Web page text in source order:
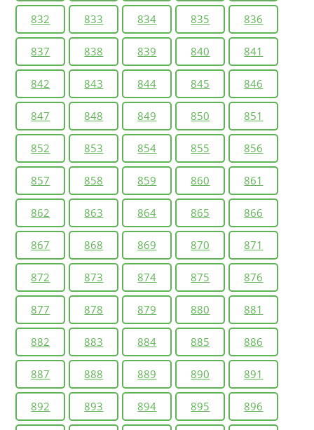
832 833 834 835 836
837 838 839 840 841
842 843 844 845 846
847 848 849 850 851
852 853 854 855 856
857 858 859 860 861
862 863 864 865 866
867 868 869 870 871
872 873 874 875 876
877 878 879 880 881
882 883 884 885 886
887 888 889 890 891
892 893 894 895 896